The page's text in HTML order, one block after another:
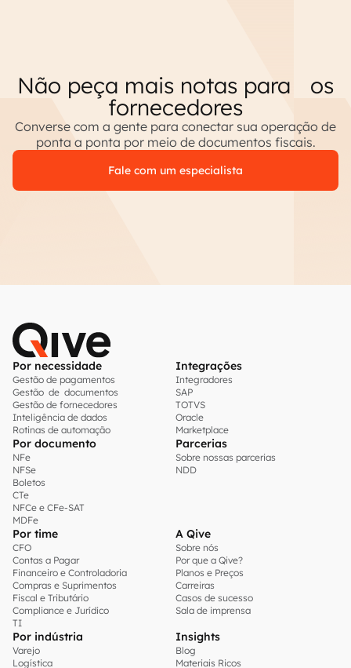
Não peça mais notas para os
fornecedores
Converse com a gente para conectar sua operação de
ponta a ponta por meio de documentos fiscais.
Fale com um especialista
Por necessidade
Gestão de pagamentos
Gestão de documentos
Gestão de fornecedores
Inteligência de dados
Rotinas de automação
Integrações
Integradores
SAP
TOTVS
Oracle
Marketplace
Por documento
NFe
NFSe
Boletos
CTe
NFCe e CFe-SAT
MDFe
Parcerias
Sobre nossas parcerias
NDD
Por time
CFO
Contas a Pagar
Financeiro e Controladoria
Compras e Suprimentos
Fiscal e Tributário
Compliance e Jurídico
TI
A Qive
Sobre nós
Por que a Qive?
Planos e Preços
Carreiras
Casos de sucesso
Sala de imprensa
Por indústria
Varejo
Logística
Insights
Blog
Materiais Ricos